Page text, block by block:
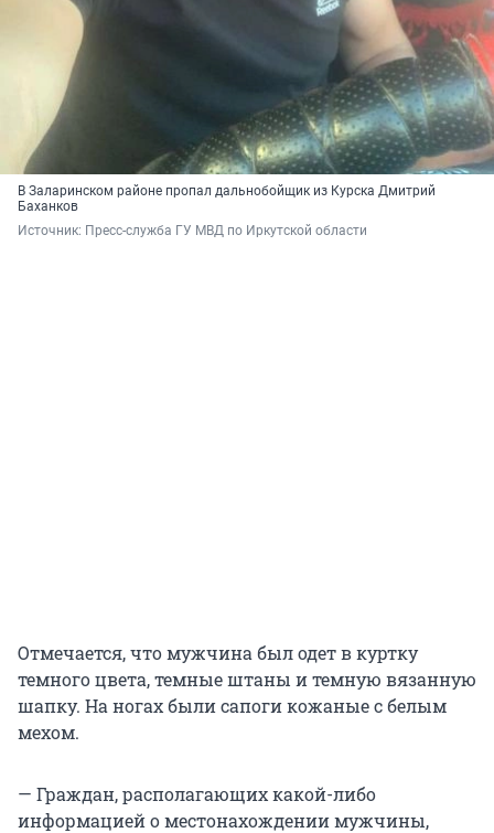
В Заларинском районе пропал дальнобойщик из Курска Дмитрий
Баханков
Источник: Пресс-служба ГУ МВД по Иркутской области
Отмечается, что мужчина был одет в куртку
темного цвета, темные штаны и темную вязанную
шапку. На ногах были сапоги кожаные с белым
мехом.
— Граждан, располагающих какой-либо
информацией о местонахождении мужчины,